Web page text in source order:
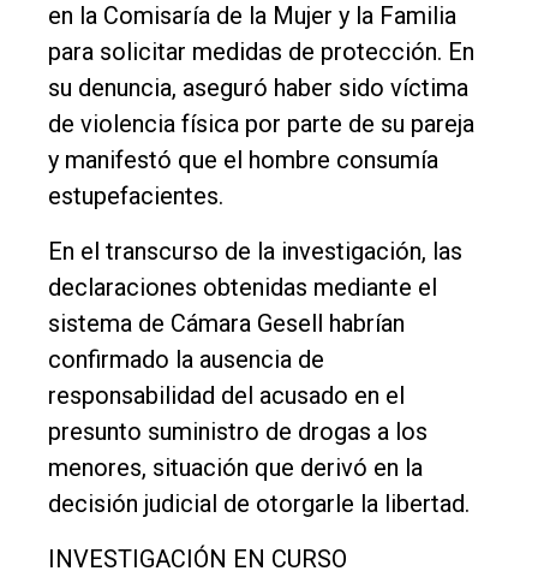
Edición
Empresa
Nosotros
Contacto
en la Comisaría de la Mujer y la Familia
para solicitar medidas de protección. En
su denuncia, aseguró haber sido víctima
de violencia física por parte de su pareja
y manifestó que el hombre consumía
estupefacientes.
En el transcurso de la investigación, las
declaraciones obtenidas mediante el
sistema de Cámara Gesell habrían
confirmado la ausencia de
responsabilidad del acusado en el
presunto suministro de drogas a los
menores, situación que derivó en la
decisión judicial de otorgarle la libertad.
INVESTIGACIÓN EN CURSO